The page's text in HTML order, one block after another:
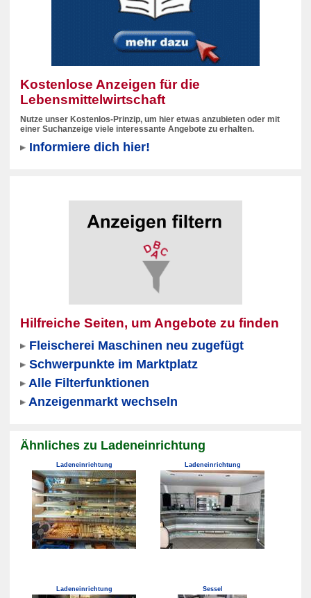
Kostenlose Anzeigen für die
Lebensmittelwirtschaft
Nutze unser Kostenlos-Prinzip, um hier etwas anzubieten oder mit
einer Suchanzeige viele interessante Angebote zu erhalten.
Informiere dich hier!
Hilfreiche Seiten, um Angebote zu finden
Fleischerei Maschinen neu zugefügt
Schwerpunkte im Marktplatz
Alle Filterfunktionen
Anzeigenmarkt wechseln
Ähnliches zu Ladeneinrichtung
Ladeneinrichtung Ladeneinrichtung
Ladeneinrichtung Sessel